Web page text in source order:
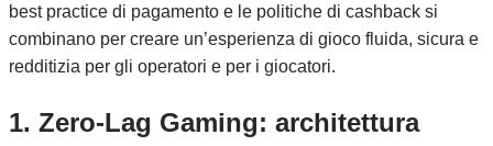
best practice di pagamento e le politiche di cashback si
combinano per creare un’esperienza di gioco fluida, sicura e
redditizia per gli operatori e per i giocatori.
1. Zero‑Lag Gaming: architettura